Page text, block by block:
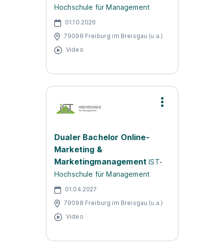
Hochschule für Management
01.10.2026
79098 Freiburg im Breisgau (u.a.)
Video
Dualer Bachelor Online-
Marketing &
Marketingmanagement IST-
Hochschule für Management
01.04.2027
79098 Freiburg im Breisgau (u.a.)
Video